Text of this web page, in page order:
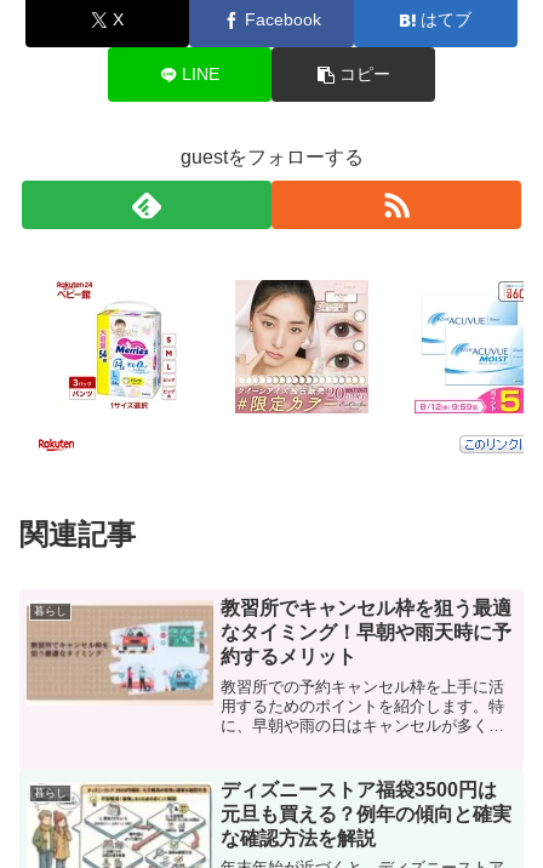
X Facebook はてブ
LINE コピー
guestをフォローする
関連記事
暮らし
教習所でキャンセル枠を狙う最適
なタイミング！早朝や雨天時に予
約するメリット
教習所での予約キャンセル枠を上手に活
用するためのポイントを紹介します。特
に、早朝や雨の日はキャンセルが多くな
ャンセル枠を効果的に捕まえる方法と、
その最適なタイミングにつ...
暮らし
ディズニーストア福袋3500円は
元旦も買える？例年の傾向と確実
な確認方法を解説